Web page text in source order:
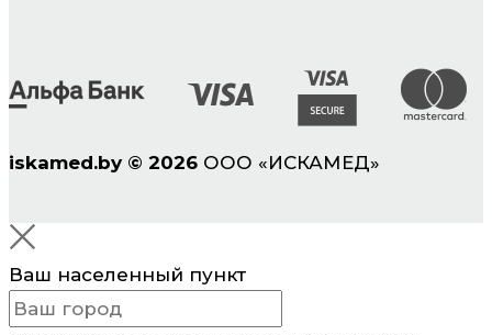
iskamed.by © 2026 ООО «ИСКАМЕД»
Ваш населенный пункт